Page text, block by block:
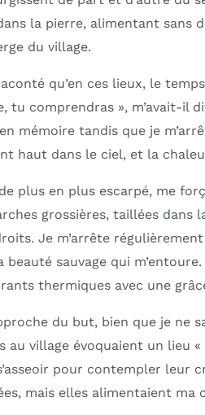
la pierre, alimentant sans
du village.
qu’en ces lieux, le
tu comprendras », m’avait-il
mémoire tandis que je
haut dans le ciel, et la
plus en plus escarpé, me
grossières, taillées
Je m’arrête
sauvage qui
thermiques avec une
du but, bien que je ne
au village évoquaient un lieu
pour contempler leur
mais elles alimentaient